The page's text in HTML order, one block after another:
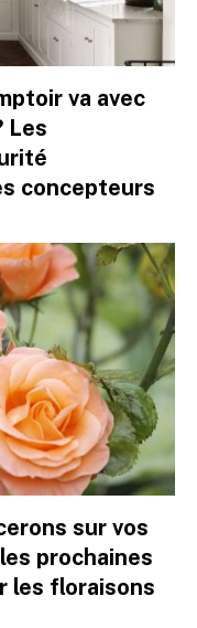
va avec
Les
concepteurs
sur vos
prochaines
les floraisons